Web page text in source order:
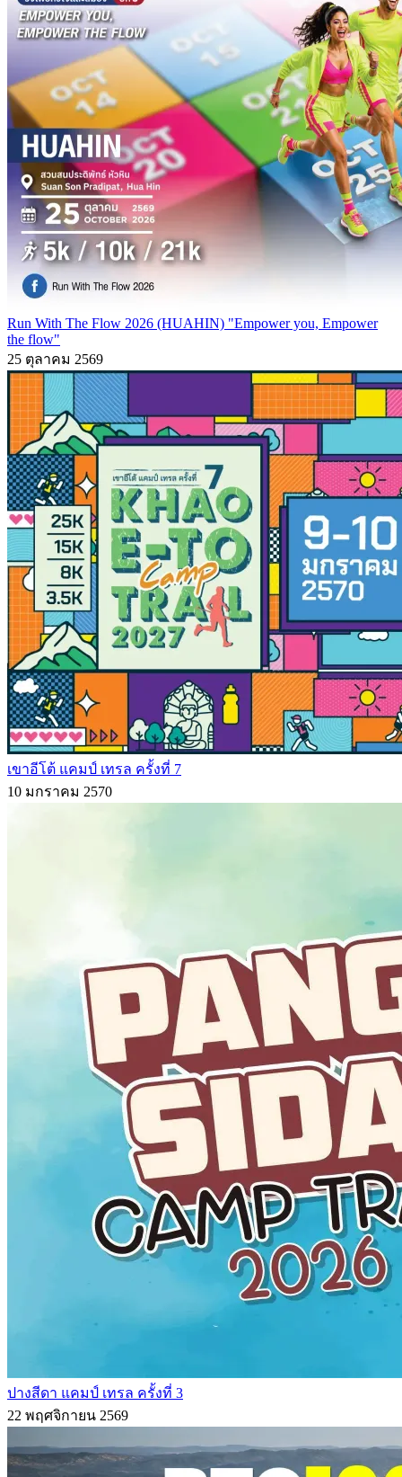
Run With The Flow 2026 (HUAHIN) "Empower you, Empower
the flow"
25 ตุลาคม 2569
เขาอีโต้ แคมป์ เทรล ครั้งที่ 7
10 มกราคม 2570
ปางสีดา แคมป์ เทรล ครั้งที่ 3
22 พฤศจิกายน 2569